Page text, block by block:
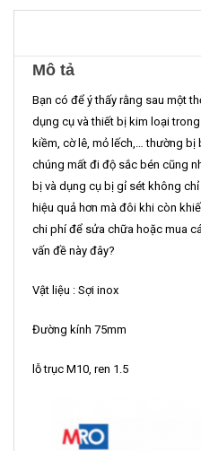
Mô tả
Bạn có để ý thấy rằng sau một
dụng cụ và thiết bị kim loại
kiềm, cờ lê, mỏ lếch,… thường
chúng mất đi độ sắc bén cũng
bị và dụng cụ bị gỉ sét không
hiệu quả hơn mà đôi khi còn
chi phí để sửa chữa hoặc mua
vấn đề này đây?
Vật liệu : Sợi inox
Đường kính 75mm
lỗ trục M10, ren 1.5